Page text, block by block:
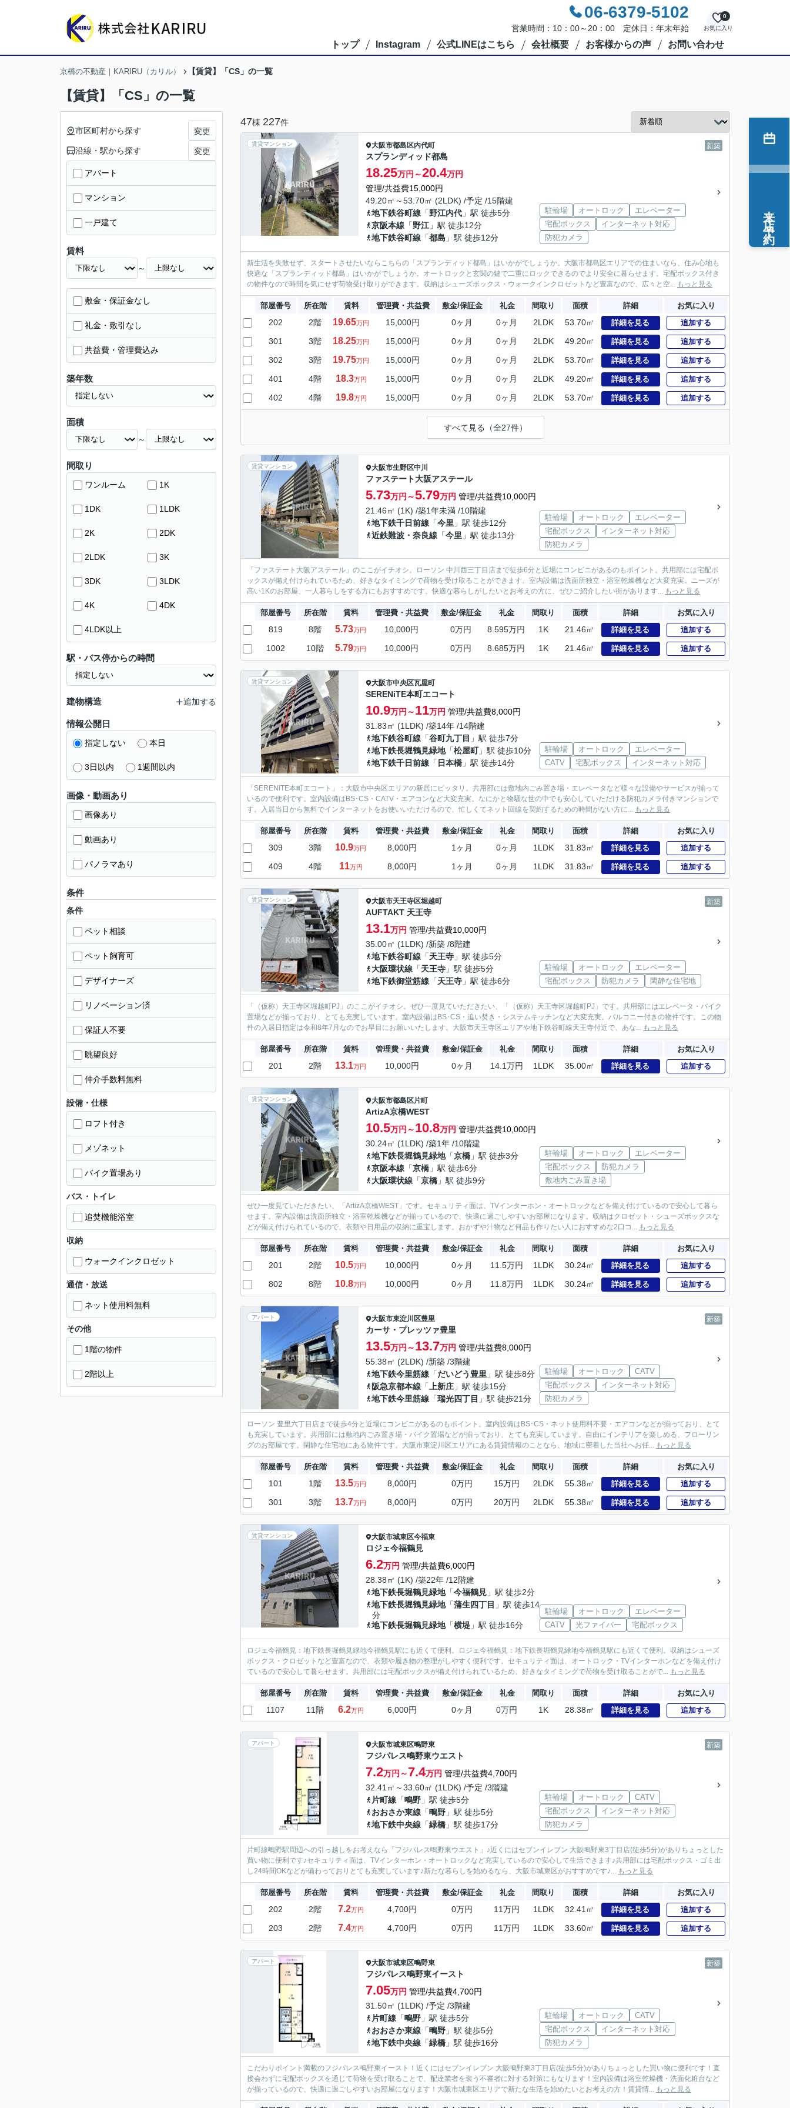
06-6379-5102
営業時間：10：00～20：00 定休日：年末年始 お気に入り
0
トップ Instagram 公式LINEはこちら 会社概要 お客様からの声 お問い合わせ
京橋の不動産｜KARIRU（カリル） 【賃貸】「CS」の一覧
【賃貸】「CS」の一覧
47棟 227件
賃貸マンション 新築
大阪市都島区内代町
スプランディッド都島
18.25万円～20.4万円
管理/共益費15,000円
49.20㎡～53.70㎡ (2LDK) /予定 /15階建
地下鉄谷町線 「野江内代 」駅 徒歩5分
京阪本線 「野江 」駅 徒歩12分
地下鉄谷町線 「都島 」駅 徒歩12分
駐輪場 オートロック
エレベーター
宅配ボックス
インターネット対応
防犯カメラ
新生活を失敗せず、スタートさせたいならこちらの「スプランディッド都島」はいかがでしょうか。大阪市都島区エリアでの住まいなら、住み心地も
快適な「スプランディッド都島」はいかがでしょうか。オートロックと玄関の鍵で二重にロックできるのでより安全に暮らせます。宅配ボックス付き
の物件なので時間を気にせず荷物受け取りができます。収納はシューズボックス・ウォークインクロゼットなど豊富なので、広々と空... もっと見る
部屋番号 所在階 賃料 管理費・共益費 敷金/保証金 礼金 間取り 面積 詳細 お気に入り
202 2階 19.65万円 15,000円 0ヶ月 0ヶ月 2LDK 53.70㎡ 詳細を見る 追加する
301 3階 18.25万円 15,000円 0ヶ月 0ヶ月 2LDK 49.20㎡ 詳細を見る 追加する
302 3階 19.75万円 15,000円 0ヶ月 0ヶ月 2LDK 53.70㎡ 詳細を見る 追加する
401 4階 18.3万円 15,000円 0ヶ月 0ヶ月 2LDK 49.20㎡ 詳細を見る 追加する
402 4階 19.8万円 15,000円 0ヶ月 0ヶ月 2LDK 53.70㎡ 詳細を見る 追加する
すべて見る（全27件）
賃貸マンション 大阪市生野区中川
ファステート大阪アステール
5.73万円～5.79万円 管理/共益費10,000円
21.46㎡ (1K) /築1年未満 /10階建
地下鉄千日前線 「今里 」駅 徒歩12分
近鉄難波・奈良線 「今里 」駅 徒歩13分
駐輪場 オートロック
エレベーター
宅配ボックス
インターネット対応
防犯カメラ
「ファステート大阪アステール」のここがイチオシ。ローソン 中川西三丁目店まで徒歩6分と近場にコンビニがあるのもポイント。共用部には宅配ボ
ックスが備え付けられているため、好きなタイミングで荷物を受け取ることができます。室内設備は洗面所独立・浴室乾燥機など大変充実。ニーズが
高い1Kのお部屋、一人暮らしをする方にもおすすめです。快適な暮らしがしたいとお考えの方に、ぜひご紹介したい街があります... もっと見る
部屋番号 所在階 賃料 管理費・共益費 敷金/保証金 礼金 間取り 面積 詳細 お気に入り
819 8階 5.73万円 10,000円 0万円 8.595万円 1K 21.46㎡ 詳細を見る 追加する
1002 10階 5.79万円 10,000円 0万円 8.685万円 1K 21.46㎡ 詳細を見る 追加する
賃貸マンション 大阪市中央区瓦屋町
SERENiTE本町エコート
10.9万円～11万円 管理/共益費8,000円
31.83㎡ (1LDK) /築14年 /14階建
地下鉄谷町線 「谷町九丁目 」駅 徒歩7分
地下鉄長堀鶴見緑地「松屋町」駅 徒歩10分
地下鉄千日前線 「 日本橋 」駅 徒歩14分
駐輪場 オートロック
エレベーター
CATV
宅配ボックス インターネット対応
「SERENiTE本町エコート」：大阪市中央区エリアの新居にピッタリ。共用部には敷地内ごみ置き場・エレベータなど様々な設備やサービスが揃って
いるので便利です。室内設備はBS･CS・CATV・エアコンなど大変充実。なにかと物騒な世の中でも安心していただける防犯カメラ付きマンションで
す。入居当日から無料でインターネットをお使いいただけるので、忙しくてネット回線を契約するための時間がない方に... もっと見る
部屋番号 所在階 賃料 管理費・共益費 敷金/保証金 礼金 間取り 面積 詳細 お気に入り
309 3階 10.9万円 8,000円 1ヶ月 0ヶ月 1LDK 31.83㎡ 詳細を見る 追加する
409 4階 11万円 8,000円 1ヶ月 0ヶ月 1LDK 31.83㎡ 詳細を見る 追加する
賃貸マンション 新築
大阪市天王寺区堀越町
AUFTAKT 天王寺
13.1万円 管理/共益費10,000円
35.00㎡ (1LDK) /新築 /8階建
地下鉄谷町線 「天王寺 」駅 徒歩5分
大阪環状線 「天王寺 」駅 徒歩5分
地下鉄御堂筋線 「天王寺 」駅 徒歩6分
駐輪場 オートロック
エレベーター
宅配ボックス
防犯カメラ 閑静な住宅地
「（仮称）天王寺区堀越町PJ」のここがイチオシ。ぜひ一度見ていただきたい、「（仮称）天王寺区堀越町PJ」です。共用部にはエレベータ・バイク
置場などが揃っており、とても充実しています。室内設備はBS･CS・追い焚き・システムキッチンなど大変充実。バルコニー付きの物件です。この物
件の入居日指定は令和8年7月なのでお早目にお願いいたします。大阪市天王寺区エリアや地下鉄谷町線天王寺付近で、あな... もっと見る
部屋番号 所在階 賃料 管理費・共益費 敷金/保証金 礼金 間取り 面積 詳細 お気に入り
201 2階 13.1万円 10,000円 0ヶ月 14.1万円 1LDK 35.00㎡ 詳細を見る 追加する
賃貸マンション 大阪市都島区片町
ArtizA京橋WEST
10.5万円～10.8万円 管理/共益費10,000円
30.24㎡ (1LDK) /築1年 /10階建
地下鉄長堀鶴見緑地「京橋 」駅 徒歩3分
京阪本線 「京橋 」駅 徒歩6分
大阪環状線 「京橋 」駅 徒歩9分
駐輪場 オートロック
エレベーター
宅配ボックス
防犯カメラ
敷地内ごみ置き場
ぜひ一度見ていただきたい、「ArtizA京橋WEST」です。セキュリティ面は、TVインターホン・オートロックなどを備え付けているので安心して暮ら
せます。室内設備は洗面所独立・浴室乾燥機などが揃っているので、快適に過ごしやすいお部屋になります。収納はクロゼット・シューズボックスな
どが備え付けられているので、衣類や日用品の収納に重宝します。おかずや汁物など何品も作りたい人におすすめな2口コ... もっと見る
部屋番号 所在階 賃料 管理費・共益費 敷金/保証金 礼金 間取り 面積 詳細 お気に入り
201 2階 10.5万円 10,000円 0ヶ月 11.5万円 1LDK 30.24㎡ 詳細を見る 追加する
802 8階 10.8万円 10,000円 0ヶ月 11.8万円 1LDK 30.24㎡ 詳細を見る 追加する
アパート 新築
大阪市東淀川区豊里
カーサ・プレッツァ豊里
13.5万円～13.7万円 管理/共益費8,000円
55.38㎡ (2LDK) /新築 /3階建
地下鉄今里筋線 「だいどう豊里 」駅 徒歩8分
阪急京都本線 「 上新庄 」駅 徒歩15分
地下鉄今里筋線 「瑞光四丁目 」駅 徒歩21分
駐輪場 オートロック
CATV
宅配ボックス
インターネット対応
防犯カメラ
ローソン 豊里六丁目店まで徒歩4分と近場にコンビニがあるのもポイント。室内設備はBS･CS・ネット使用料不要・エアコンなどが揃っており、とて
も充実しています。共用部には敷地内ごみ置き場・バイク置場などが揃っており、とても充実しています。自由にインテリアを楽しめる、フローリン
グのお部屋です。閑静な住宅地にある物件です。大阪市東淀川区エリアにある賃貸情報のことなら、地域に密着した当社へお任... もっと見る
部屋番号 所在階 賃料 管理費・共益費 敷金/保証金 礼金 間取り 面積 詳細 お気に入り
101 1階 13.5万円 8,000円 0万円 15万円 2LDK 55.38㎡ 詳細を見る 追加する
301 3階 13.7万円 8,000円 0万円 20万円 2LDK 55.38㎡ 詳細を見る 追加する
賃貸マンション 大阪市城東区今福東
ロジェ今福鶴見
6.2万円 管理/共益費6,000円
28.38㎡ (1K) /築22年 /12階建
地下鉄長堀鶴見緑地「今福鶴見 」駅 徒歩2分
地下鉄長堀鶴見緑地「蒲生四丁目 」駅 徒歩14
分
地下鉄長堀鶴見緑地「横堤 」駅 徒歩16分
駐輪場 オートロック
エレベーター
CATV
光ファイバー 宅配ボックス
ロジェ今福鶴見：地下鉄長堀鶴見緑地今福鶴見駅にも近くて便利。ロジェ今福鶴見：地下鉄長堀鶴見緑地今福鶴見駅にも近くて便利。収納はシューズ
ボックス・クロゼットなど豊富なので、衣類や履き物の整理がしやすく便利です。セキュリティ面は、オートロック・TVインターホンなどを備え付け
ているので安心して暮らせます。共用部には宅配ボックスが備え付けられているため、好きなタイミングで荷物を受け取ることがで... もっと見る
部屋番号 所在階 賃料 管理費・共益費 敷金/保証金 礼金 間取り 面積 詳細 お気に入り
1107 11階 6.2万円 6,000円 0ヶ月 0万円 1K 28.38㎡ 詳細を見る 追加する
アパート 新築
大阪市城東区鴫野東
フジパレス鴫野東ウエスト
7.2万円～7.4万円 管理/共益費4,700円
32.41㎡～33.60㎡ (1LDK) /予定 /3階建
片町線 「鴫野 」駅 徒歩5分
おおさか東線 「鴫野 」駅 徒歩5分
地下鉄中央線 「緑橋 」駅 徒歩17分
駐輪場 オートロック
CATV
宅配ボックス
インターネット対応
防犯カメラ
片町線鴫野駅周辺への引っ越しをお考えなら「フジパレス鴫野東ウエスト」♪近くにはセブンイレブン 大阪鴫野東3丁目店(徒歩5分)がありちょっとした
買い物に便利です♪セキュリティ面は、TVインターホン・オートロックなど充実しているので安心して生活できます♪共用部には宅配ボックス・ゴミ出
し24時間OKなどが備わっておりとても充実しています♪新たな暮らしを始めるなら、大阪市城東区がおすすめです♪... もっと見る
部屋番号 所在階 賃料 管理費・共益費 敷金/保証金 礼金 間取り 面積 詳細 お気に入り
202 2階 7.2万円 4,700円 0万円 11万円 1LDK 32.41㎡ 詳細を見る 追加する
203 2階 7.4万円 4,700円 0万円 11万円 1LDK 33.60㎡ 詳細を見る 追加する
アパート 新築
大阪市城東区鴫野東
フジパレス鴫野東イースト
7.05万円 管理/共益費4,700円
31.50㎡ (1LDK) /予定 /3階建
片町線 「鴫野 」駅 徒歩5分
おおさか東線 「鴫野 」駅 徒歩5分
地下鉄中央線 「緑橋 」駅 徒歩16分
駐輪場 オートロック
CATV
宅配ボックス
インターネット対応
防犯カメラ
こだわりポイント満載のフジパレス鴫野東イースト！近くにはセブンイレブン 大阪鴫野東3丁目店(徒歩5分)がありちょっとした買い物に便利です！直
接会わずに宅配ボックスを通じて荷物を受け取ることで、配達業者を装う不審者に対する対策にもなります！室内設備は浴室乾燥機・洗面化粧台など
が揃っているので、快適に過ごしやすいお部屋になります！大阪市城東区エリアで新たな生活を始めたいとお考えの方！賃貸情... もっと見る
市区町村から探す 変更
沿線・駅から探す 変更
アパート
マンション
一戸建て
賃料
～
敷金・保証金なし
礼金・敷引なし
共益費・管理費込み
築年数
面積
～
間取り
ワンルーム 1K
1DK 1LDK
2K 2DK
2LDK 3K
3DK 3LDK
4K 4DK
4LDK以上
駅・バス停からの時間
建物構造 追加する
情報公開日
指定しない 本日
3日以内 1週間以内
画像・動画あり
画像あり
動画あり
パノラマあり
条件
条件
ペット相談
ペット飼育可
デザイナーズ
リノベーション済
保証人不要
眺望良好
仲介手数料無料
設備・仕様
ロフト付き
メゾネット
バイク置場あり
バス・トイレ
追焚機能浴室
収納
ウォークインクロゼット
通信・放送
ネット使用料無料
その他
1階の物件
2階以上
来店予約